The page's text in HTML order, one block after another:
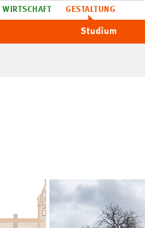
WIRTSCHAFT GESTALTUNG
Studium